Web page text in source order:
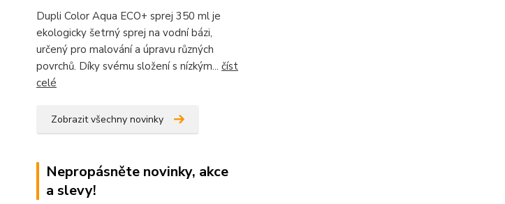
Dupli Color Aqua ECO+ sprej 350 ml je
ekologicky šetrný sprej na vodní bázi,
určený pro malování a úpravu různých
povrchů. Díky svému složení s nízkým... číst
celé
Zobrazit všechny novinky
Nepropásněte novinky, akce
a slevy!